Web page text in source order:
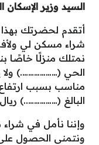
السيد وزير الإسكان
أتقدم لحضرتك
شراء مسكن لي
نمتلك منزلًا خاصًا
الحي (……………….) ولا
مناسب بسبب ارتفاع
البالغ (……………..)
وإننا نأمل في
ونتمنى الحصول